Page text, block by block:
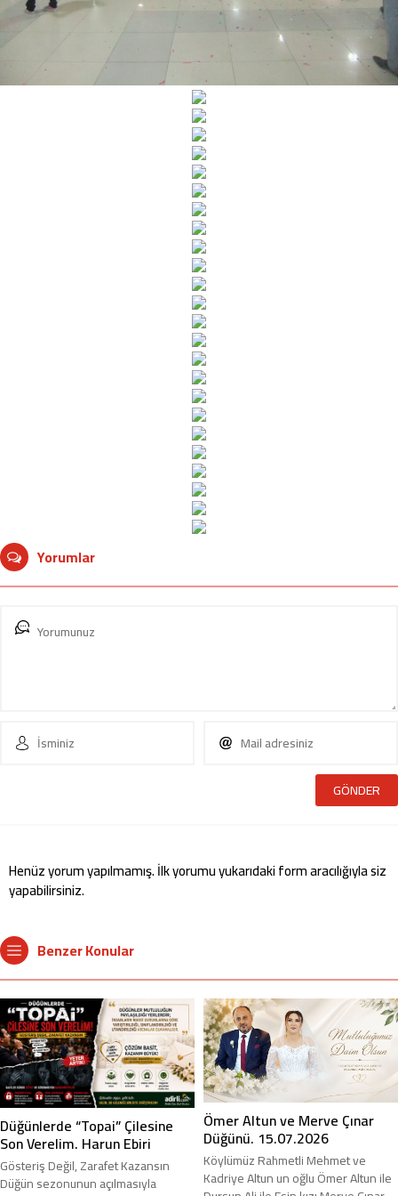
Yorumlar
Henüz yorum yapılmamış. İlk yorumu yukarıdaki form aracılığıyla siz
yapabilirsiniz.
Benzer Konular
Düğünlerde “Topai” Çilesine
Son Verelim. Harun Ebiri
Gösteriş Değil, Zarafet Kazansın
Düğün sezonunun açılmasıyla
Ömer Altun ve Merve Çınar
Düğünü. 15.07.2026
Köylümüz Rahmetli Mehmet ve
Kadriye Altun un oğlu Ömer Altun ile